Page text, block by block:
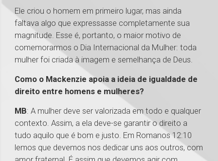
Ele criou o homem em primeiro lugar, mas ainda
faltava algo que expressasse completamente sua
magnitude. Esse é, portanto, o maior motivo de
comemorarmos o Dia Internacional da Mulher: toda
mulher foi criada à imagem e semelhança de Deus.
Como o Mackenzie apoia a ideia de igualdade de
direito entre homens e mulheres?
MB: A mulher deve ser valorizada em todo e qualquer
contexto. Assim, a ela deve-se garantir o direito a
tudo aquilo que é bom e justo. Em Romanos 12:10
lemos que devemos nos dedicar uns aos outros, com